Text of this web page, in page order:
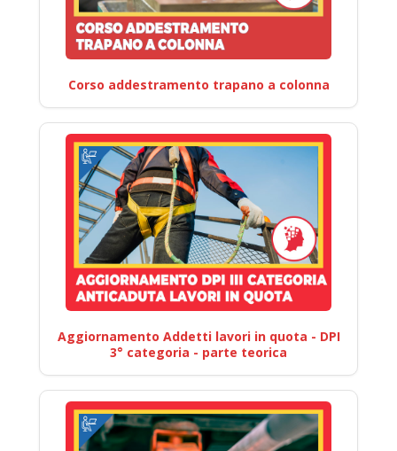
Corso addestramento trapano a colonna
Aggiornamento Addetti lavori in quota - DPI
3° categoria - parte teorica